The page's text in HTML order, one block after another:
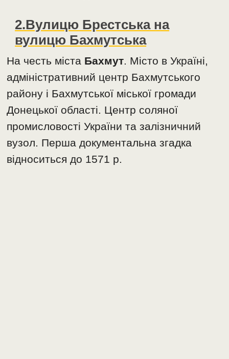
2.Вулицю Брестська на
вулицю Бахмутська
На честь міста Бахмут. Місто в Україні,
адміністративний центр Бахмутського
району і Бахмутської міської громади
Донецької області. Центр соляної
промисловості України та залізничний
вузол. Перша документальна згадка
відноситься до 1571 р.